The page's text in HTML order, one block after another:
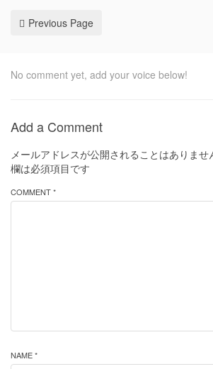
Previous Page
No comment yet, add your voice below!
Add a Comment
メールアドレスが公開されることはありませ
欄は必須項目です
COMMENT *
NAME *